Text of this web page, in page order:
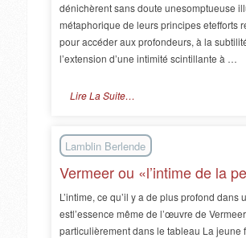
dénichèrent sans doute unesomptueuse
métaphorique de leurs principes etefforts
pour accéder aux profondeurs, à la
l’extension d’une intimité scintillante à …
Lire La Suite…
Lamblin Berlende
Vermeer ou «l’intime de la
L’intime, ce qu’il y a de plus profond dans
estl’essence même de l’œuvre de
particulièrement dans le tableau La jeune